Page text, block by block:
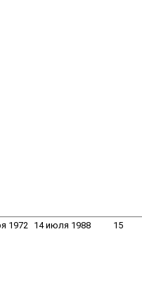
1972 14 июля 1988 15